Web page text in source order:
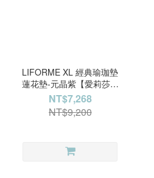
LIFORME XL 經典瑜珈墊
蓮花墊-元晶紫【愛莉莎莎
專屬】
NT$7,268
NT$9,200